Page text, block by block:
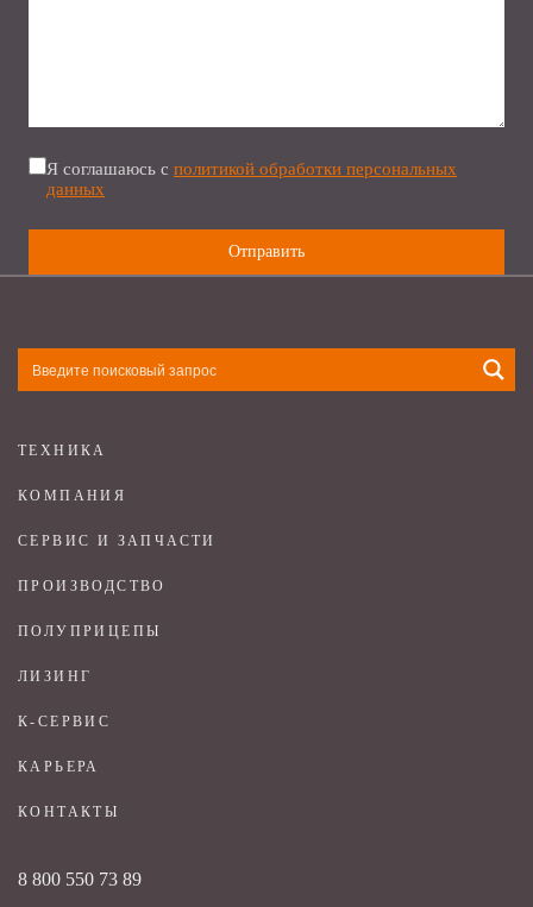
Я соглашаюсь с политикой обработки персональных
данных
8 800 550 73 89
ТЕХНИКА
КОМПАНИЯ
СЕРВИС И ЗАПЧАСТИ
ПРОИЗВОДСТВО
ПОЛУПРИЦЕПЫ
ЛИЗИНГ
К-СЕРВИС
КАРЬЕРА
КОНТАКТЫ